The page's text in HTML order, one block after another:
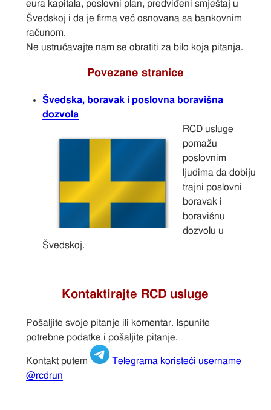
eura kapitala, poslovni plan, predviđeni smještaj u
Švedskoj i da je firma već osnovana sa bankovnim
računom.
Ne ustručavajte nam se obratiti za bilo koja pitanja.
Povezane stranice
Švedska, boravak i poslovna boravišna
dozvola
RCD usluge
pomažu
poslovnim
ljudima da dobiju
trajni poslovni
boravak i
boravišnu
dozvolu u
Švedskoj.
Kontaktirajte RCD usluge
Pošaljite svoje pitanje ili komentar. Ispunite
potrebne podatke i pošaljite pitanje.
Kontakt putem
Telegrama koristeći username
@rcdrun